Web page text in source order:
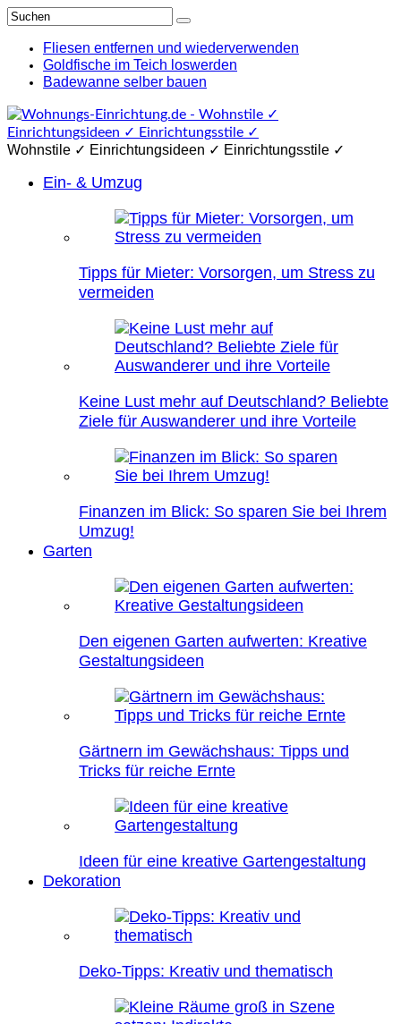
Fliesen entfernen und wiederverwenden
Goldfische im Teich loswerden
Badewanne selber bauen
Wohnstile ✓ Einrichtungsideen ✓ Einrichtungsstile ✓
Ein- & Umzug
Tipps für Mieter: Vorsorgen, um Stress zu
vermeiden
Keine Lust mehr auf Deutschland? Beliebte
Ziele für Auswanderer und ihre Vorteile
Finanzen im Blick: So sparen Sie bei Ihrem
Umzug!
Garten
Den eigenen Garten aufwerten: Kreative
Gestaltungsideen
Gärtnern im Gewächshaus: Tipps und
Tricks für reiche Ernte
Ideen für eine kreative Gartengestaltung
Dekoration
Deko-Tipps: Kreativ und thematisch